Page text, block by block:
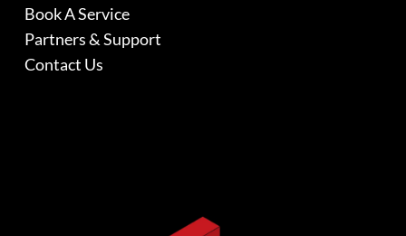
Book A Service
Partners & Support
Contact Us